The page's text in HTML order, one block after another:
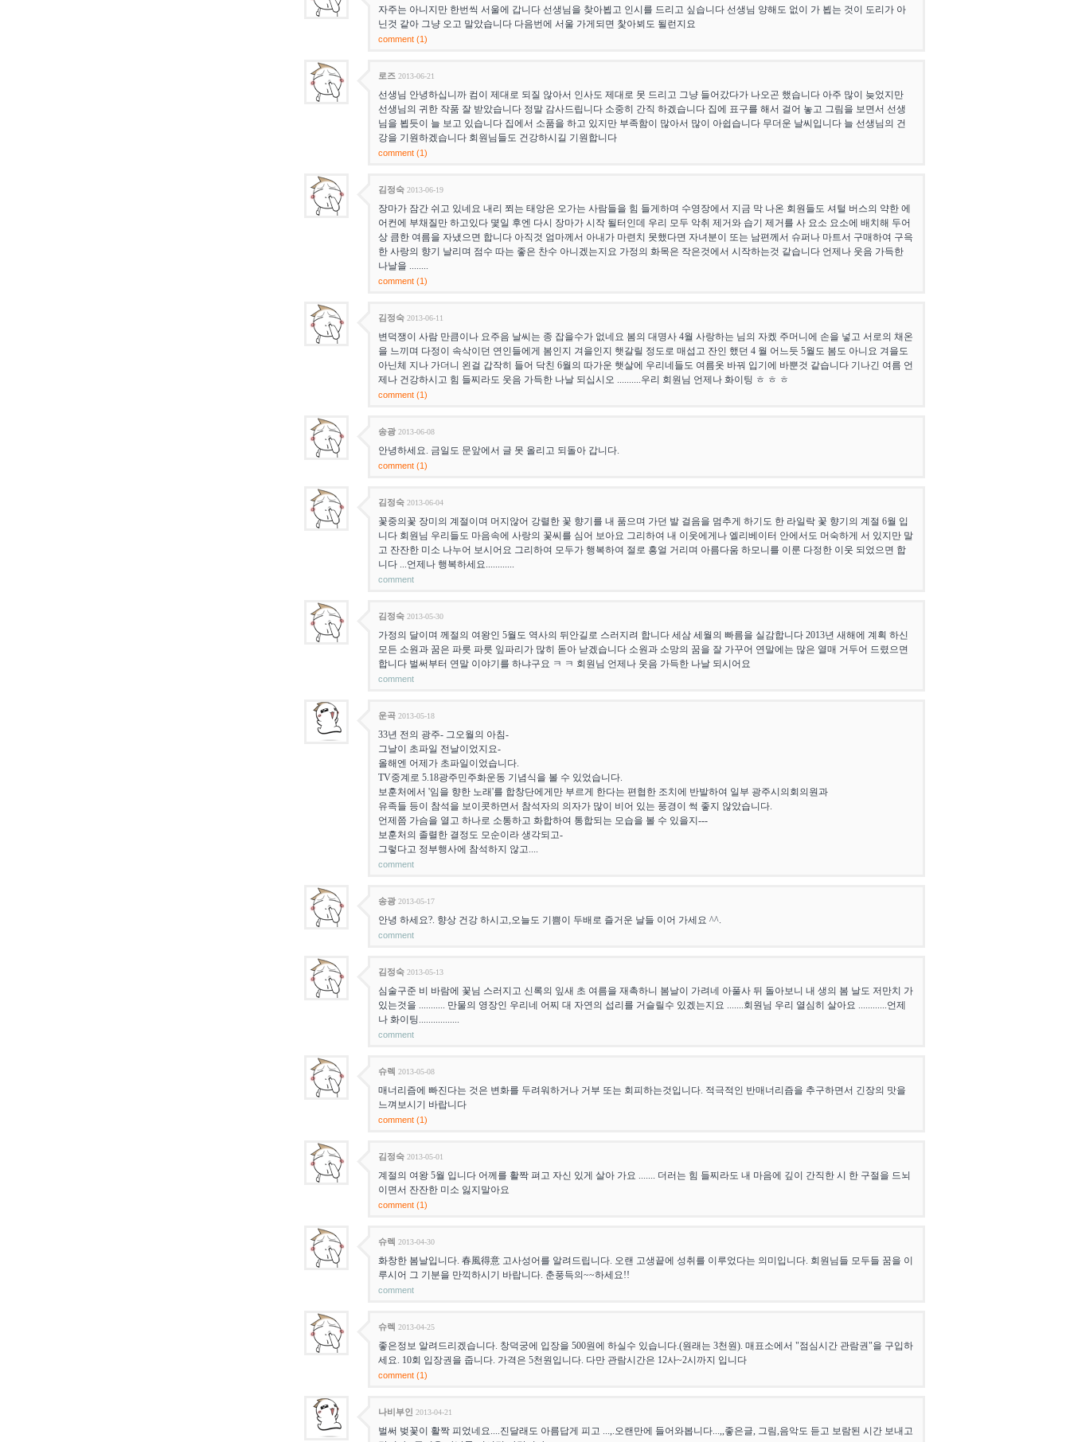
자주는 아니지만 한번씩 서울에 갑니다 선생님을 찾아뵙고 인시를 드리고 싶습니다 선생님 양해도 없이 가 뵙는 것이 도리가 아
닌것 같아 그냥 오고 말았습니다 다음번에 서울 가게되면 찿아뵈도 될런지요
comment (1)
로즈 2013-06-21
선생님 안녕하십니까 컴이 제대로 되질 않아서 인사도 제대로 못 드리고 그냥 들어갔다가 나오곤 했습니다 아주 많이 늦었지만
선생님의 귀한 작품 잘 받았습니다 정말 감사드립니다 소중히 간직 하겠습니다 집에 표구를 해서 걸어 놓고 그림을 보면서 선생
님을 뵙듯이 늘 보고 있습니다 집에서 소품을 하고 있지만 부족함이 많아서 많이 아쉽습니다 무더운 날씨입니다 늘 선생님의 건
강을 기원하겠습니다 회원님들도 건강하시길 기원합니다
comment (1)
김정숙 2013-06-19
장마가 잠간 쉬고 있네요 내리 쬐는 태앙은 오가는 사람들을 힘 들게하며 수영장에서 지금 막 나온 회원들도 셔털 버스의 약한 에
어컨에 부채질만 하고있다 몇일 후엔 다시 장마가 시작 될터인데 우리 모두 악취 제거와 습기 제거를 사 요소 요소에 배치해 두어
상 큼한 여름을 자냈으면 합니다 아직것 엄마께서 아내가 마련치 못했다면 자녀분이 또는 남편께서 슈퍼나 마트서 구매하여 구윽
한 사랑의 향기 날리며 점수 따는 좋은 찬수 아니겠는지요 가정의 화목은 작은것에서 시작하는것 같습니다 언제나 웃음 가득한
나날을 ........
comment (1)
김정숙 2013-06-11
변덕쟁이 사람 만큼이나 요주음 날씨는 종 잡을수가 없네요 봄의 대명사 4월 사랑하는 님의 자켔 주머니에 손을 넣고 서로의 채온
을 느끼며 다정이 속삭이던 연인들에게 봄인지 겨을인지 햇갈릴 정도로 매섭고 잔인 했던 4 월 어느듯 5월도 봄도 아니요 겨을도
아닌체 지나 가더니 왼걸 갑작히 들어 닥친 6월의 따가운 햇살에 우리네들도 여름옷 바꿔 입기에 바뿐것 같습니다 기나긴 여름 언
제나 건강하시고 힘 들찌라도 웃음 가득한 나날 되십시오 ..........우리 회원님 언제나 화이팅 ㅎ ㅎ ㅎ
comment (1)
송광 2013-06-08
안녕하세요. 금일도 문앞에서 글 못 올리고 되돌아 갑니다.
comment (1)
김정숙 2013-06-04
꽃중의꽃 장미의 계절이며 머지않어 강렬한 꽃 향기를 내 품으며 가던 발 걸음을 멈추게 하기도 한 라일락 꽃 향기의 계절 6월 입
니다 회원님 우리들도 마음속에 사랑의 꽃씨를 심어 보아요 그리하여 내 이웃에게나 엘리베이터 안에서도 머숙하게 서 있지만 말
고 잔잔한 미소 나누어 보시어요 그리하여 모두가 행복하여 절로 흥얼 거리며 아름다움 하모니를 이룬 다정한 이웃 되었으면 합
니다 ...언제나 행복하세요............
comment
김정숙 2013-05-30
가정의 달이며 께절의 여왕인 5월도 역사의 뒤안길로 스러지려 합니다 세삼 세월의 빠름을 실감합니다 2013년 새해에 계획 하신
모든 소원과 꿈은 파릇 파릇 잎파리가 많히 돋아 낟겠습니다 소원과 소망의 꿈을 잘 가꾸어 연말에는 많은 열매 거두어 드렸으면
합니다 벌써부터 연말 이야기를 하냐구요 ㅋ ㅋ 회원님 언제나 웃음 가득한 나날 되시어요
comment
운곡 2013-05-18
33년 전의 광주- 그오월의 아침-
그날이 초파일 전날이었지요-
올해엔 어제가 초파일이었습니다.
TV중계로 5.18광주민주화운동 기념식을 볼 수 있었습니다.
보훈처에서 '임을 향한 노래'를 합창단에게만 부르게 한다는 편협한 조치에 반발하여 일부 광주시의회의원과
유족들 등이 참석을 보이콧하면서 참석자의 의자가 많이 비어 있는 풍경이 썩 좋지 않았습니다.
언제쯤 가슴을 열고 하나로 소통하고 화합하여 통합되는 모습을 볼 수 있을지---
보훈처의 졸렬한 결정도 모순이라 생각되고-
그렇다고 정부행사에 참석하지 않고....
comment
송광 2013-05-17
안녕 하세요?. 향상 건강 하시고,오늘도 기쁨이 두배로 즐거운 날들 이어 가세요 ^^.
comment
김정숙 2013-05-13
심술구준 비 바람에 꽃님 스러지고 신록의 잎새 초 여름을 재촉하니 봄날이 가려네 아풀사 뒤 돌아보니 내 생의 봄 날도 저만치 가
있는것을 ........... 만물의 영장인 우리네 어찌 대 자연의 섭리를 거슬릴수 있겠는지요 .......회원님 우리 열심히 살아요 ............언제
나 화이팅.................
comment
슈렉 2013-05-08
매너리즘에 빠진다는 것은 변화를 두려워하거나 거부 또는 회피하는것입니다. 적극적인 반매너리즘을 추구하면서 긴장의 맛을
느껴보시기 바랍니다
comment (1)
김정숙 2013-05-01
계절의 여왕 5월 입니다 어께를 활짝 펴고 자신 있게 살아 가요 ....... 더러는 힘 들찌라도 내 마음에 깊이 간직한 시 한 구절을 드뇌
이면서 잔잔한 미소 잃지말아요
comment (1)
슈렉 2013-04-30
화창한 봄날입니다. 春風得意 고사성어를 알려드립니다. 오랜 고생끝에 성취를 이루었다는 의미입니다. 회원님들 모두들 꿈을 이
루시어 그 기분을 만끽하시기 바랍니다. 춘풍득의~~하세요!!
comment
슈렉 2013-04-25
좋은정보 알려드리겠습니다. 창덕궁에 입장을 500원에 하실수 있습니다.(원래는 3천원). 매표소에서 "점심시간 관람권"을 구입하
세요. 10회 입장권을 줍니다. 가격은 5천원입니다. 다만 관람시간은 12사~2시까지 입니다
comment (1)
나비부인 2013-04-21
벌써 벚꽃이 활짝 피었네요....진달래도 아름답게 피고 ...,.오랜만에 들어와봅니다...,,좋은글, 그림,음악도 듣고 보람된 시간 보내고